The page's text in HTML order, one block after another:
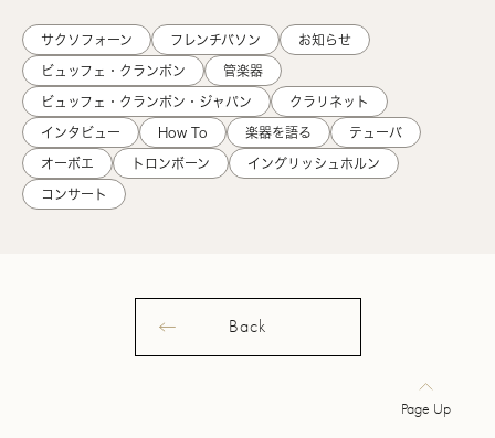
サクソフォーン フレンチバソン お知らせ
ビュッフェ・クランポン 管楽器
ビュッフェ・クランポン・ジャパン クラリネット
インタビュー How To 楽器を語る テューバ
オーボエ トロンボーン イングリッシュホルン
コンサート
Back
Page Up